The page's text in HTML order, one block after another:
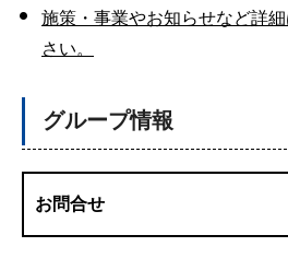
施策・事業やお知らせなど詳
さい。
グループ情報
お問合せ